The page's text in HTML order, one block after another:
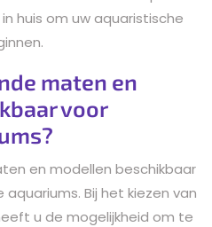
huis om uw aquaristische
maten en
voor
en modellen beschikbaar
Bij het kiezen van
u de mogelijkheid om te